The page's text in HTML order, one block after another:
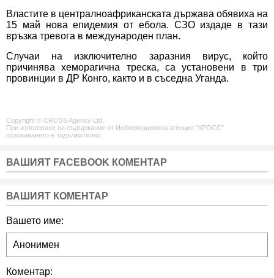
Властите в централноафриканската държава обявиха на
15 май нова епидемия от ебола. СЗО издаде в тази
връзка тревога в международен план.
Случаи на изключително заразния вирус, който
причинява хеморагична треска, са установени в три
провинции в ДР Конго, както и в съседна Уганда.
Copyright © CROSS Agency Ltd.
При използване на съдържание от Информационна агенция "КРОСС"
позоваването е задължително.
ВАШИЯТ FACEBOOK КОМЕНТАР
ВАШИЯТ КОМЕНТАР
Вашето име:
Коментар: